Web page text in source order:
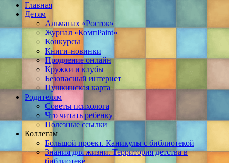
Главная
Детям
Альманах «Росток»
Журнал «КомпPaint»
Конкурсы
Книги-новинки
Продление онлайн
Кружки и клубы
Безопасный интернет
Пушкинская карта
Родителям
Советы психолога
Что читать ребенку
Полезные ссылки
Коллегам
Большой проект. Каникулы с библиотекой
Знания для жизни. Территория детства в
библиотеке